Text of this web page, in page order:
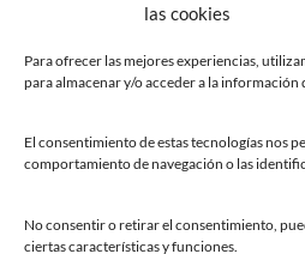
las cookies
Para ofrecer las mejores experiencias,
para almacenar y/o acceder a la información
El consentimiento de estas tecnologías nos
comportamiento de navegación o las
No consentir o retirar el consentimiento,
ciertas características y funciones.
Horarios y
Teléfonos de
Chatbot
SEDES ELECTRÓNICAS
Sede del